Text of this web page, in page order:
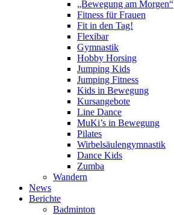
„Bewegung am Morgen“
Fitness für Frauen
Fit in den Tag!
Flexibar
Gymnastik
Hobby Horsing
Jumping Kids
Jumping Fitness
Kids in Bewegung
Kursangebote
Line Dance
MuKi’s in Bewegung
Pilates
Wirbelsäulengymnastik
Dance Kids
Zumba
Wandern
News
Berichte
Badminton